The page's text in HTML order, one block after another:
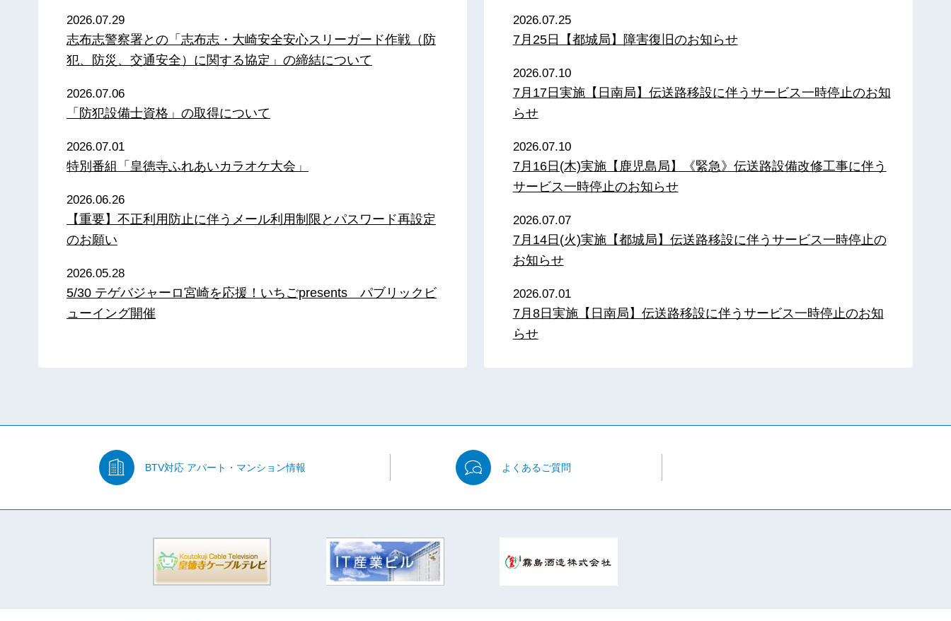
2026.07.29
志布志警察署との「志布志・大崎安全安心スリーガード作戦（防
犯、防災、交通安全）に関する協定」の締結について
2026.07.06
「防犯設備士資格」の取得について
2026.07.01
特別番組「皇徳寺ふれあいカラオケ大会」
2026.06.26
【重要】不正利用防止に伴うメール利用制限とパスワード再設定
のお願い
2026.05.28
5/30 テゲバジャーロ宮崎を応援！いちごpresents パブリックビ
ューイング開催
2026.07.25
7月25日【都城局】障害復旧のお知らせ
2026.07.10
7月17日実施【日南局】伝送路移設に伴うサービス一時停止のお知
らせ
2026.07.10
7月16日(木)実施【鹿児島局】《緊急》伝送路設備改修工事に伴う
サービス一時停止のお知らせ
2026.07.07
7月14日(火)実施【都城局】伝送路移設に伴うサービス一時停止の
お知らせ
2026.07.01
7月8日実施【日南局】伝送路移設に伴うサービス一時停止のお知
らせ
BTV対応 アパート・マンション情報 よくあるご質問